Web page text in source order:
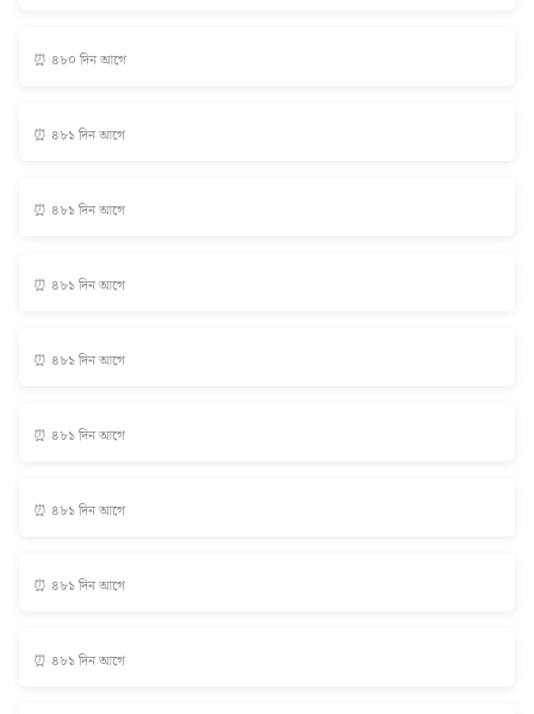
⏰ ৪৮০ দিন আগে
⏰ ৪৮১ দিন আগে
⏰ ৪৮১ দিন আগে
⏰ ৪৮১ দিন আগে
⏰ ৪৮১ দিন আগে
⏰ ৪৮১ দিন আগে
⏰ ৪৮১ দিন আগে
⏰ ৪৮১ দিন আগে
⏰ ৪৮১ দিন আগে